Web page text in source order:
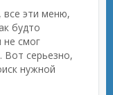
все эти меню,
будто
не смог
Вот серьезно,
нужной